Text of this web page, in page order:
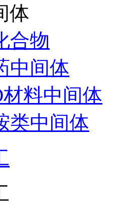
体
合物
中间体
料中间体
类中间体